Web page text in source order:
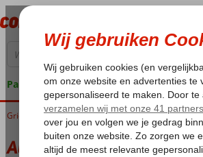
Pakketgarantie
Home
Griekenland Kreta Plakias Alianthos Estate Resort
Alianthos Estate Resort